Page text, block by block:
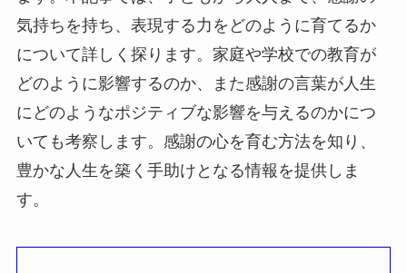
気持ちを持ち、表現する力をどのように育てるか
について詳しく探ります。家庭や学校での教育が
どのように影響するのか、また感謝の言葉が人生
にどのようなポジティブな影響を与えるのかにつ
いても考察します。感謝の心を育む方法を知り、
豊かな人生を築く手助けとなる情報を提供しま
す。